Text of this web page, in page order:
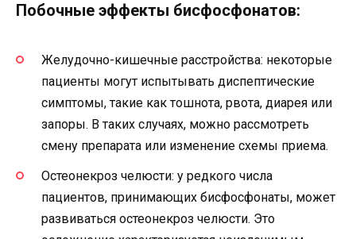
Побочные эффекты бисфосфонатов:
Желудочно-кишечные расстройства: некоторые
пациенты могут испытывать диспептические
симптомы, такие как тошнота, рвота, диарея или
запоры. В таких случаях, можно рассмотреть
смену препарата или изменение схемы приема.
Остеонекроз челюсти: у редкого числа
пациентов, принимающих бисфосфонаты, может
развиваться остеонекроз челюсти. Это